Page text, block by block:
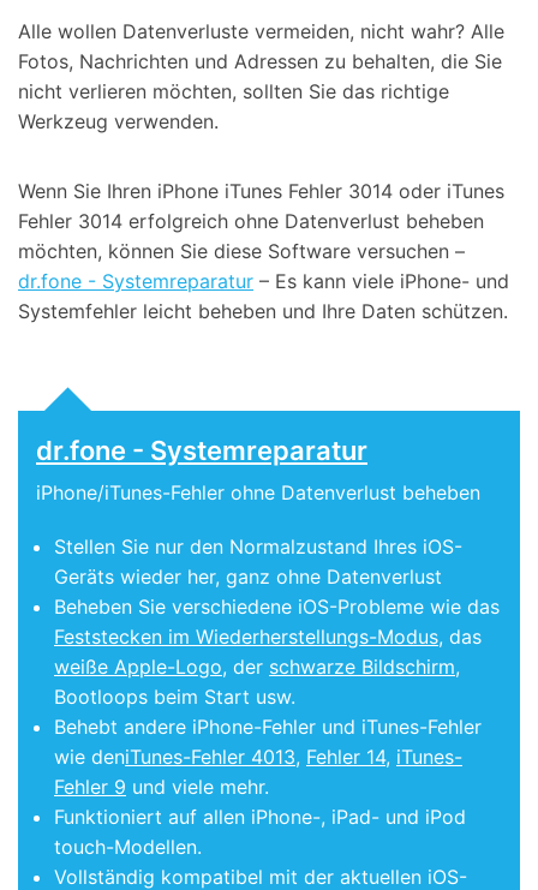
Alle wollen Datenverluste vermeiden, nicht wahr? Alle
Fotos, Nachrichten und Adressen zu behalten, die Sie
nicht verlieren möchten, sollten Sie das richtige
Werkzeug verwenden.
Wenn Sie Ihren iPhone iTunes Fehler 3014 oder iTunes
Fehler 3014 erfolgreich ohne Datenverlust beheben
möchten, können Sie diese Software versuchen –
dr.fone - Systemreparatur – Es kann viele iPhone- und
Systemfehler leicht beheben und Ihre Daten schützen.
dr.fone - Systemreparatur
iPhone/iTunes-Fehler ohne Datenverlust beheben
Stellen Sie nur den Normalzustand Ihres iOS-
Geräts wieder her, ganz ohne Datenverlust
Beheben Sie verschiedene iOS-Probleme wie das
Feststecken im Wiederherstellungs-Modus, das
weiße Apple-Logo, der schwarze Bildschirm,
Bootloops beim Start usw.
Behebt andere iPhone-Fehler und iTunes-Fehler
wie deniTunes-Fehler 4013, Fehler 14, iTunes-
Fehler 9 und viele mehr.
Funktioniert auf allen iPhone-, iPad- und iPod
touch-Modellen.
Vollständig kompatibel mit der aktuellen iOS-